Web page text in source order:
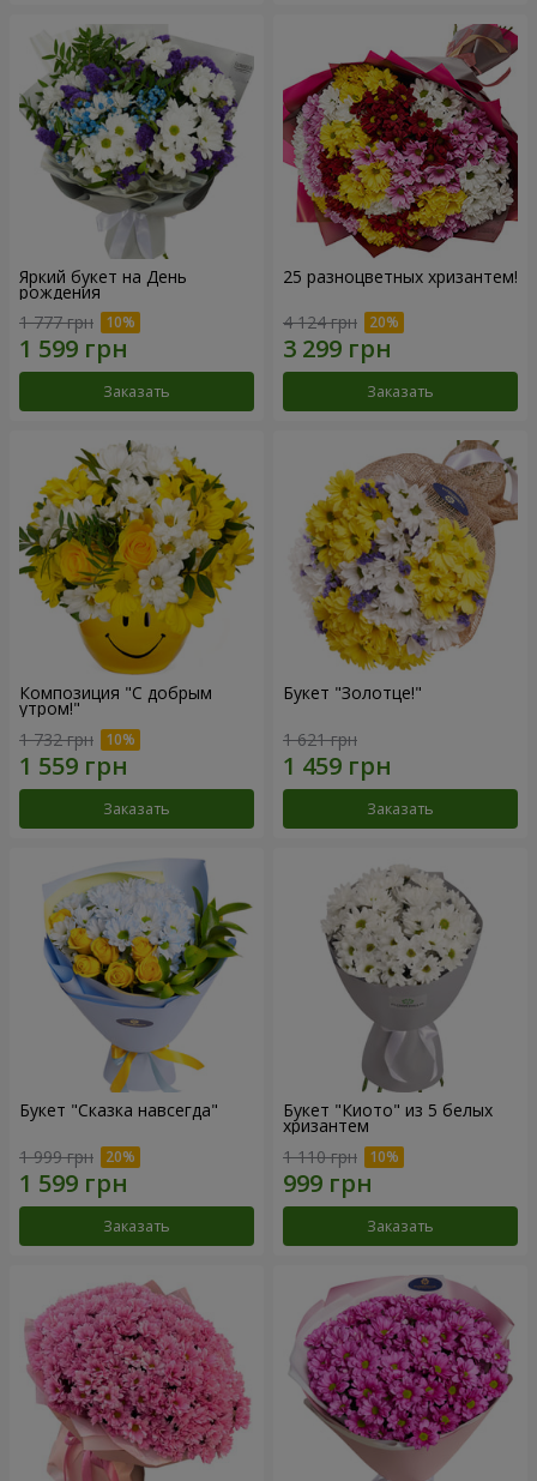
Яркий букет на День
рождения
1 777 грн
Заказать
25 разноцветных хризантем!
4 124 грн
Заказать
Композиция "С добрым
утром!"
1 732 грн
Заказать
Букет "Золотце!"
1 621 грн
Заказать
Букет "Сказка навсегда"
1 999 грн
Заказать
Букет "Киото" из 5 белых
хризантем
1 110 грн
Заказать